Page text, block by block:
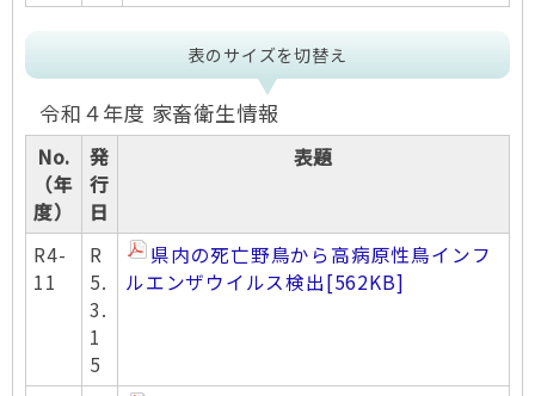
表のサイズを切替え
令和４年度 家畜衛生情報
No.
（年
度）
発
行
日
表題
R4-
11
R
5.
3.
1
5
県内の死亡野鳥から高病原性鳥インフ
ルエンザウイルス検出[562KB]